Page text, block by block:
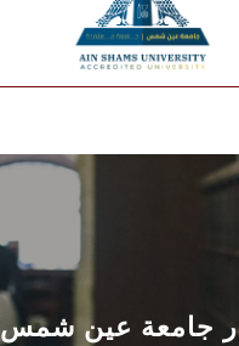
جامعة عين شمس